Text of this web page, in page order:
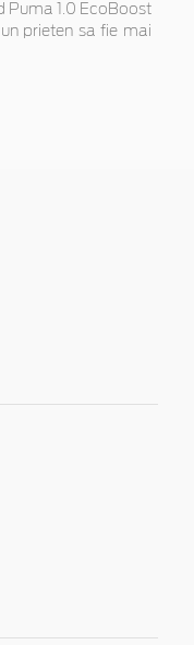
Puma 1.0 EcoBoost
un prieten sa fie mai